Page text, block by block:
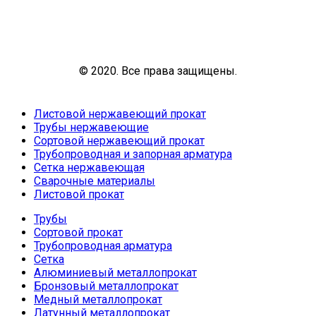
© 2020. Все права защищены.
Листовой нержавеющий прокат
Трубы нержавеющие
Сортовой нержавеющий прокат
Трубопроводная и запорная арматура
Сетка нержавеющая
Сварочные материалы
Листовой прокат
Трубы
Сортовой прокат
Трубопроводная арматура
Сетка
Алюминиевый металлопрокат
Бронзовый металлопрокат
Медный металлопрокат
Латунный металлопрокат